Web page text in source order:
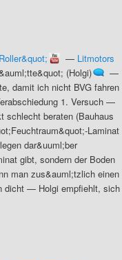
— Litmotors
(Holgi)
—
damit ich nicht BVG fahren
1. Versuch —
schlecht beraten (Bauhaus
Laminat
dar&uuml;ber
gibt, sondern der Boden
man zus&auml;tzlich einen
dicht — Holgi empfiehlt, sich